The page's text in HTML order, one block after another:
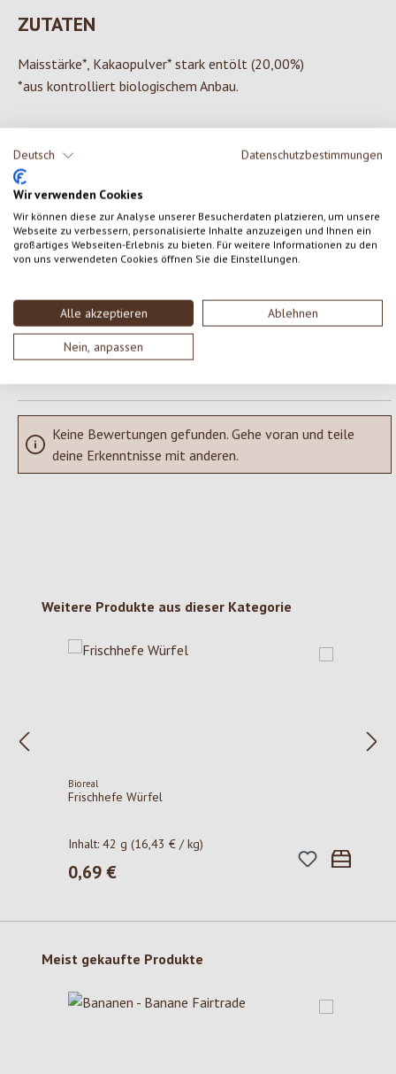
Deutsch Datenschutzbestimmungen
Wir verwenden Cookies
Wir können diese zur Analyse unserer Besucherdaten platzieren, um unsere
Webseite zu verbessern, personalisierte Inhalte anzuzeigen und Ihnen ein
großartiges Webseiten-Erlebnis zu bieten. Für weitere Informationen zu den
von uns verwendeten Cookies öffnen Sie die Einstellungen.
Alle akzeptieren Ablehnen
Nein, anpassen
ZUTATEN
Maisstärke*, Kakaopulver* stark entölt (20,00%)
*aus kontrolliert biologischem Anbau.
0 von 0 Bewertungen
Durchschnittliche Bewertung von 0 von 5 Sternen
Gib eine Bewertung ab!
Teile deine Erfahrungen mit dem Produkt mit anderen Kunden.
SCHREIBE EINE BEWERTUNG
Bewertungen nur in der aktuellen Sprache anzeigen.
Keine Bewertungen gefunden. Gehe voran und teile
deine Erkenntnisse mit anderen.
Produktgalerie überspringen
Weitere Produkte aus dieser Kategorie
Bioreal
Frischhefe Würfel
Inhalt:42 g(16,43 € / kg)
Regulärer Preis:
0,69 €
Produktgalerie überspringen
Meist gekaufte Produkte